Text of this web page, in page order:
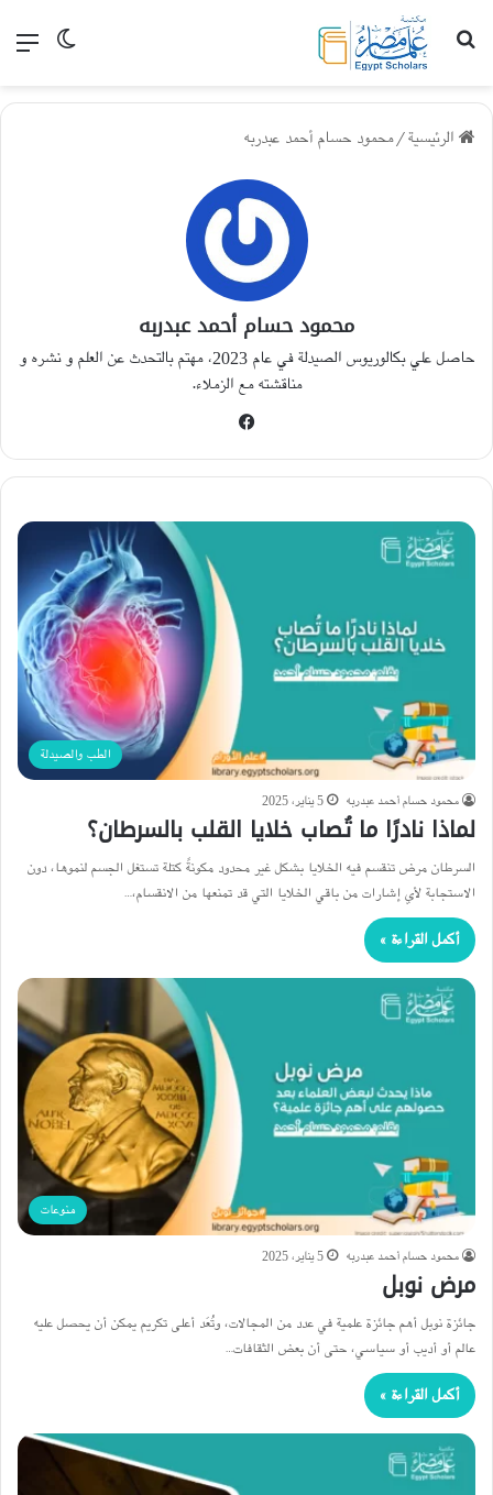
الوضع بحث عن
الرئيسية/محمود حسام أحمد عبدربه
محمود حسام أحمد عبدربه
حاصل علي بكالوريوس الصيدلة في عام 2023، مهتم بالتحدث عن العلم و نشره و
مناقشته مع الزملاء.
الطب والصيدلة
محمود حسام أحمد عبدربه 5 يناير، 2025
لماذا نادرًا ما تُصاب خلايا القلب بالسرطان؟
السرطان مرض تنقسم فيه الخلايا بشكل غير محدود مكونةً كتلة تستغل الجسم لنموها، دون
الاستجابة لأي إشارات من باقي الخلايا التي قد تمنعها من الانقسام،…
أكمل القراءة »
منوعات
محمود حسام أحمد عبدربه 5 يناير، 2025
مرض نوبل
جائزة نوبل أهم جائزة علمية في عدد من المجالات، وتُعَد أعلى تكريم يمكن أن يحصل عليه
عالم أو أديب أو سياسي، حتى أن بعض الثقافات…
أكمل القراءة »